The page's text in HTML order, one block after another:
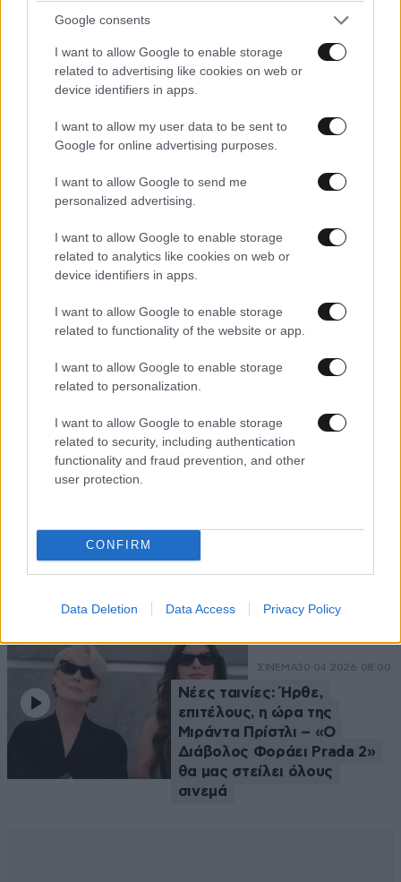
Google consents
I want to allow Google to enable storage
related to advertising like cookies on web or
device identifiers in apps.
I want to allow my user data to be sent to
Google for online advertising purposes.
I want to allow Google to send me
personalized advertising.
I want to allow Google to enable storage
related to analytics like cookies on web or
device identifiers in apps.
I want to allow Google to enable storage
related to functionality of the website or app.
I want to allow Google to enable storage
related to personalization.
I want to allow Google to enable storage
related to security, including authentication
functionality and fraud prevention, and other
user protection.
CONFIRM
Data Deletion Data Access Privacy Policy
02·05·2026 16:59
«Ο Διάβολος φοράει Prada
σίκουελ που δίχασε κοινό και
κριτικούς
02·05·2026 01:28
Αμερικανική Ακαδημία
από τα Όσκαρ «ηθοποιούς»
και σενάρια που έχουν
Η τεράστια ευθύνη του
ΣΙΝΕΜΑ30·04·2026 08:00
Νέες ταινίες: Ήρθε,
επιτέλους, η ώρα της
Μιράντα Πρίστλι – «Ο
Διάβολος Φοράει Prada 2»
θα μας στείλει όλους
σινεμά